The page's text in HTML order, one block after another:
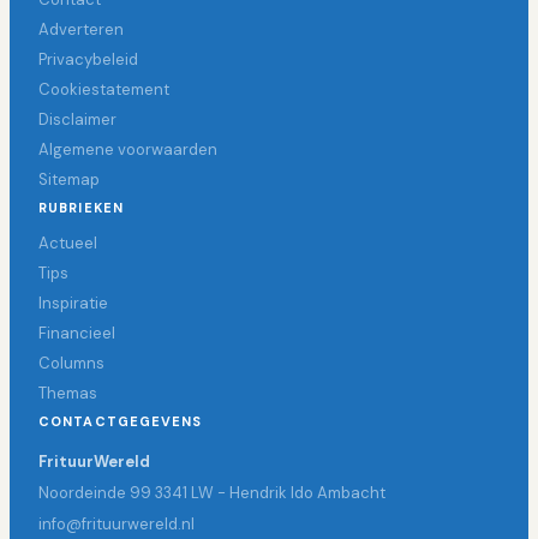
Adverteren
Privacybeleid
Cookiestatement
Disclaimer
Algemene voorwaarden
Sitemap
RUBRIEKEN
Actueel
Tips
Inspiratie
Financieel
Columns
Themas
CONTACTGEGEVENS
FrituurWereld
Noordeinde 99 3341 LW - Hendrik Ido Ambacht
info@frituurwereld.nl